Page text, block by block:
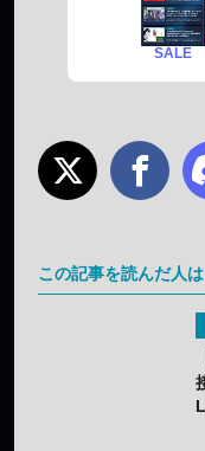
SALE
この記事を読んだ人